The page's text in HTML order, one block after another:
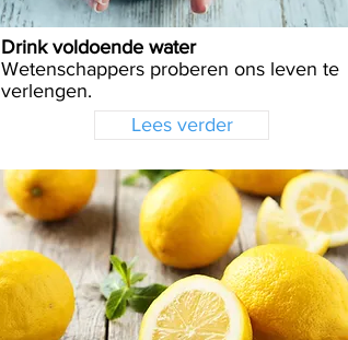
Drink voldoende water
Wetenschappers proberen ons leven te
verlengen.
Lees verder